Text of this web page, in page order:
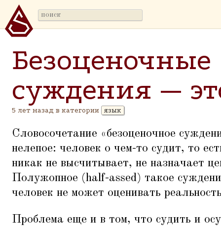
Безоценочные
суждения —
5 лет назад в категории язык
Словосочетание «безоценочное
нелепое: человек о чем-то судит, то
никак не высчитывает, не назначает
Полужопное (half-assed) такое
человек не может оценивать
Проблема еще и в том, что судить и